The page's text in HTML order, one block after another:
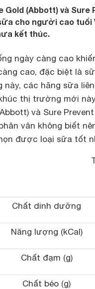
Gold (Abbott) và Sure
cho người cao tuổi
kết thúc.
ngày càng cao
cao, đặc biệt là
này, các hãng sữa
thị trường mới
và Sure
vân không biết
được loại sữa tốt
Chất dinh dưỡng
Năng lượng (kCal)
Chất đạm (g)
Chất béo (g)